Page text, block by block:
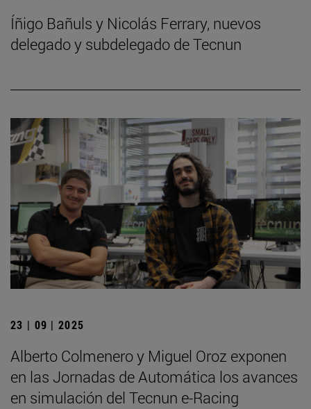
Íñigo Bañuls y Nicolás Ferrary, nuevos
delegado y subdelegado de Tecnun
23 | 09 | 2025
Alberto Colmenero y Miguel Oroz exponen
en las Jornadas de Automática los avances
en simulación del Tecnun e-Racing